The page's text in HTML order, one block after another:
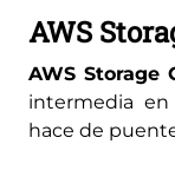
AWS
AWS Storage
intermedia
hace de